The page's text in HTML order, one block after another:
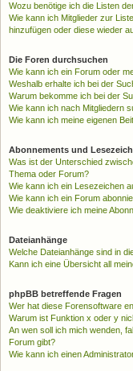
Wozu benötige ich die Listen
Wie kann ich Mitglieder zur
hinzufügen oder diese wieder
Die Foren durchsuchen
Wie kann ich ein Forum oder
Weshalb erhalte ich bei der
Warum bekomme ich bei der
Wie kann ich nach Mitgliedern
Wie kann ich meine eigenen
Abonnements und
Was ist der Unterschied
Thema oder Forum?
Wie kann ich ein Lesezeichen
Wie kann ich ein Forum
Wie deaktiviere ich meine
Dateianhänge
Welche Dateianhänge sind in
Kann ich eine Übersicht all
phpBB betreffende Fragen
Wer hat diese Forensoftware
Warum ist Funktion x oder y
An wen soll ich mich wenden,
Forum gibt?
Wie kann ich einen